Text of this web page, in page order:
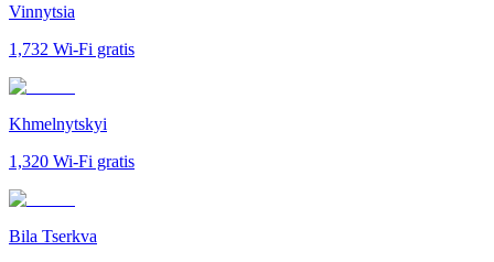
Vinnytsia
1,732 Wi-Fi gratis
Khmelnytskyi
1,320 Wi-Fi gratis
Bila Tserkva